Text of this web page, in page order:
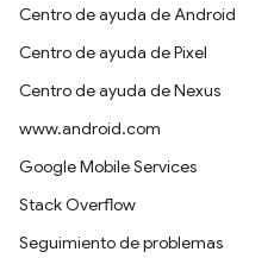
Centro de ayuda de Android
Centro de ayuda de Pixel
Centro de ayuda de Nexus
www.android.com
Google Mobile Services
Stack Overflow
Seguimiento de problemas